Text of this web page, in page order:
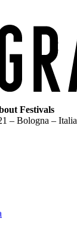
Festivals
– Bologna – Italia